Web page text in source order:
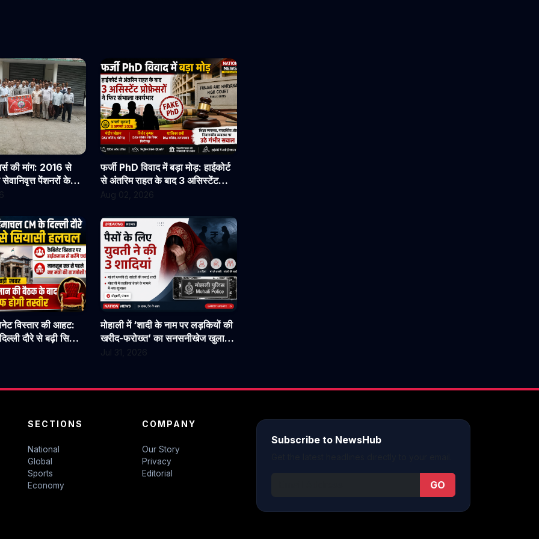
की मांग: 2016 से
पेंशनरों के
फर्जी PhD विवाद में बड़ा मोड़: हाईकोर्ट
से अंतरिम राहत के बाद 3 असिस्टेंट
प्रोफेसरों ने फिर संभाला कार्यभार, 3
Aug 02, 2026
विस्तार की आहट:
दौरे से बढ़ी सियासी
मोहाली में ‘शादी के नाम पर लड़कियों की
खरीद-फरोख्त’ का सनसनीखेज खुलासा:
SECTIONS
National
Global
Sports
Economy
COMPANY
Our Story
Privacy
Editorial
Subscribe to NewsHub
GO